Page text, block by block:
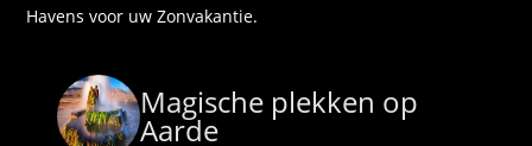
Havens voor uw Zonvakantie.
Magische plekken op
Aarde